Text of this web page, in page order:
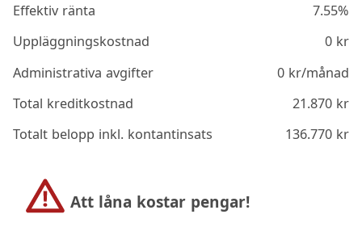
Effektiv ränta
7.55%
Uppläggningskostnad
0kr
Administrativa avgifter
0kr/månad
Total kreditkostnad
21.870kr
Totalt belopp inkl. kontantinsats
136.770kr
Att låna kostar pengar!